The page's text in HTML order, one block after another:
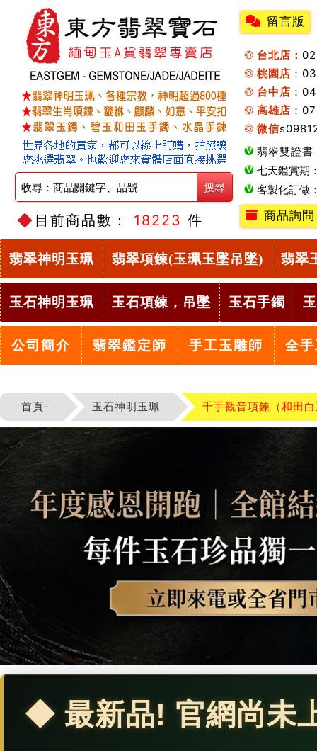
目前商品數： 18223 件
留言版
台北店：
桃園店 ：
台中店 ：
高雄店 ：
微信
翡翠雙證書
七天鑑賞期
客製化訂做
商品詢問
翡翠神明玉珮 翡翠項鍊(玉珮玉墜吊墜) 翡翠
玉石神明玉珮 玉石項鍊，吊墜 玉石手鐲
公司簡介 翡翠鑑定師 手工玉雕師 全
首頁- 玉石神明玉珮 千手觀音項鍊（和田
◆ 最新品! 官網尚未